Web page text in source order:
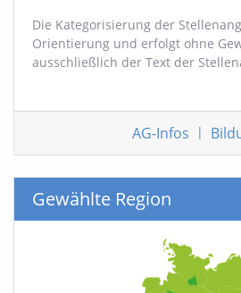
Die Kategorisierung der
Orientierung und erfolgt ohne
ausschließlich der Text der
AG-Infos |
Gewählte Region